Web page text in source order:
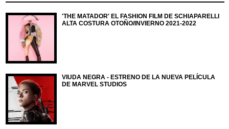
'THE MATADOR' EL FASHION FILM DE SCHIAPARELLI
ALTA COSTURA OTOÑO/INVIERNO 2021-2022
VIUDA NEGRA - ESTRENO DE LA NUEVA PELÍCULA
DE MARVEL STUDIOS